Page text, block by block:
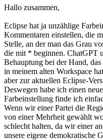
Hallo zusammen,
Eclipse hat ja unzählige
Kommentaren einstellen, die
Stelle, an der man das Grau
die mit * beginnen. ChatGPT
Behauptung bei der Hand,
in meinem alten Workspace
aber zur aktuellen Eclipse-
Deswegen habe ich einen
Farbeinstellung finde ich
Wenn wir einer Partei die
von einer Mehrheit gewählt
schlecht halten, da wir einer
unsere eigene demokratische